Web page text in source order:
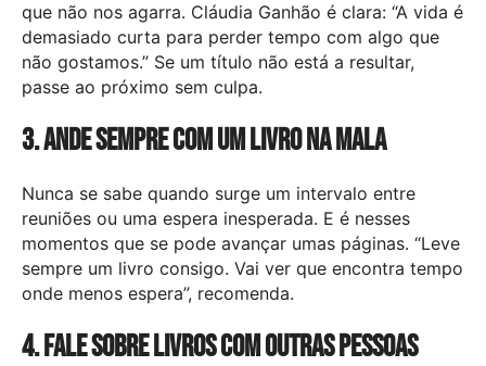
que não nos agarra. Cláudia Ganhão é clara: “A vida é
demasiado curta para perder tempo com algo que
não gostamos.” Se um título não está a resultar,
passe ao próximo sem culpa.
3. Ande sempre com um livro na mala
Nunca se sabe quando surge um intervalo entre
reuniões ou uma espera inesperada. E é nesses
momentos que se pode avançar umas páginas. “Leve
sempre um livro consigo. Vai ver que encontra tempo
onde menos espera”, recomenda.
4. Fale sobre livros com outras pessoas